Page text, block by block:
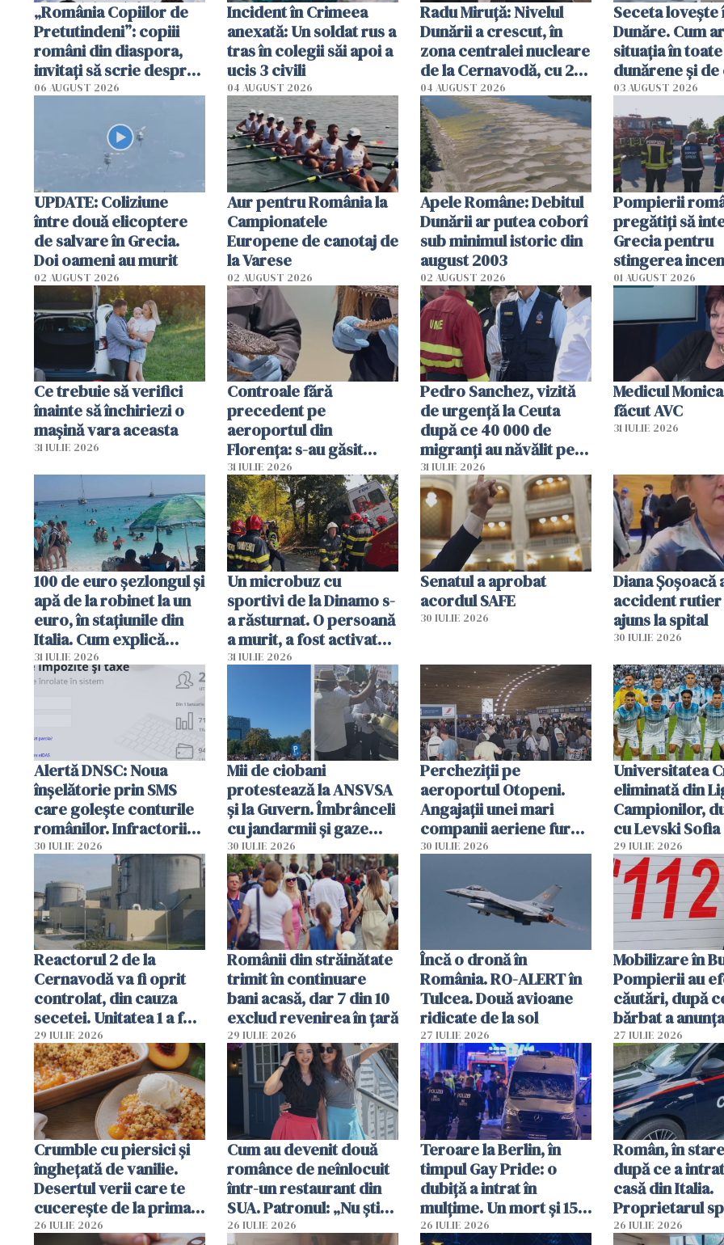
„România Copiilor de
Pretutindeni”: copiii
români din diaspora,
invitați să scrie despre
România într-un volum
06 AUGUST 2026
Incident în Crimeea
anexată: Un soldat rus a
tras în colegii săi apoi a
ucis 3 civili
04 AUGUST 2026
Radu Miruţă: Nivelul
Dunării a crescut, în
zona centralei nucleare
de la Cernavodă, cu 2
cm faţă de ziua trecută
04 AUGUST 2026
Seceta
Dunăre. Cum
situația în
dunărene și de
România
efectele, deși a
în iulie
03 AUGUST 2026
UPDATE: Coliziune
între două elicoptere
de salvare în Grecia.
Doi oameni au murit
02 AUGUST 2026
Aur pentru România la
Campionatele
Europene de canotaj de
la Varese
02 AUGUST 2026
Apele Române: Debitul
Dunării ar putea coborî
sub minimul istoric din
august 2003
02 AUGUST 2026
Pompierii
pregătiţi să
Grecia pentru
stingerea
01 AUGUST 2026
Ce trebuie să verifici
înainte să închiriezi o
mașină vara aceasta
31 IULIE 2026
Controale fără
precedent pe
aeroportul din
Florența: s-au găsit
capete de aligator și o
sumă imensă de bani
31 IULIE 2026
Pedro Sanchez, vizită
de urgență la Ceuta
după ce 40 000 de
migranți au năvălit pe
teritoriul spaniol: „Vom
mobiliza toate
resursele"
31 IULIE 2026
Medicul
făcut AVC
31 IULIE 2026
100 de euro șezlongul și
apă de la robinet la un
euro, în stațiunile din
Italia. Cum explică
autoritățile
31 IULIE 2026
Un microbuz cu
sportivi de la Dinamo s-
a răsturnat. O persoană
a murit, a fost activat
planul roșu de
31 IULIE 2026
Senatul a aprobat
acordul SAFE
30 IULIE 2026
Diana Șoșoacă
accident rutier
ajuns la spital
30 IULIE 2026
Alertă DNSC: Noua
înșelătorie prin SMS
care golește conturile
românilor. Infractorii
folosesc numele
Ghișeul.ro și al Poliției
Române
30 IULIE 2026
Mii de ciobani
protestează la ANSVSA
și la Guvern. Îmbrânceli
cu jandarmii și gaze
lacrimogene
30 IULIE 2026
Percheziții pe
aeroportul Otopeni.
Angajații unei mari
companii aeriene furau
parfumuri, ceasuri și
vânzării
30 IULIE 2026
Universitatea
eliminată din
Campionilor,
cu Levski Sofia
29 IULIE 2026
Reactorul 2 de la
Cernavodă va fi oprit
controlat, din cauza
secetei. Unitatea 1 a fost
deja oprită
29 IULIE 2026
Românii din străinătate
trimit în continuare
bani acasă, dar 7 din 10
exclud revenirea în țară
29 IULIE 2026
Încă o dronă în
România. RO-ALERT în
Tulcea. Două avioane
ridicate de la sol
27 IULIE 2026
Mobilizare în
Pompierii au
căutări, după
bărbat a
că a văzut un
luminos
27 IULIE 2026
Crumble cu piersici și
înghețată de vanilie.
Desertul verii care te
cucerește de la prima
lingură
26 IULIE 2026
Cum au devenit două
românce de neînlocuit
într-un restaurant din
SUA. Patronul: „Nu știu
ce o să mă fac fără voi”
26 IULIE 2026
Teroare la Berlin, în
timpul Gay Pride: o
dubiță a intrat în
mulțime. Un mort și 15
răniți
26 IULIE 2026
Român, în
după ce a
casă din Italia.
Proprietarul
s-a apărat cu
26 IULIE 2026